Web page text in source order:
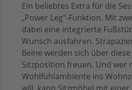
Ein beliebtes Extra für die
„Power Leg"-Funktion. Mit
dabei eine integrierte
Wunsch ausfahren.
Beine werden sich über
Sitzposition freuen. Und wer
Wohlfühlambiente ins